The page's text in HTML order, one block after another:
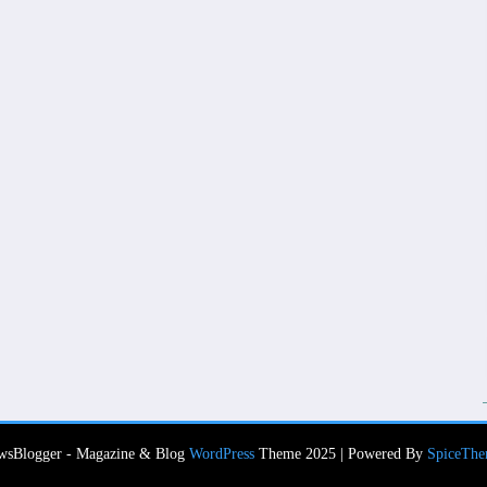
- Magazine & Blog WordPressTheme 2025 | Powered By